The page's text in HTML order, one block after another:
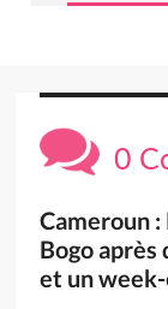
0
Cameroun
Bogo après
et un